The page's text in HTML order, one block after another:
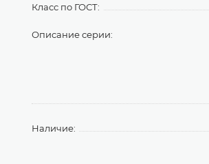
Класс по ГОСТ:
Описание серии:
Наличие: